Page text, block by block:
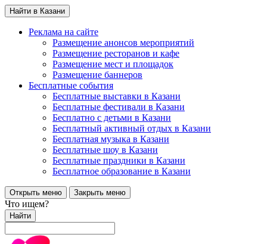
Найти в Казани
Реклама на сайте
Размещение анонсов мероприятий
Размещение ресторанов и кафе
Размещение мест и площадок
Размещение баннеров
Бесплатные события
Бесплатные выставки в Казани
Бесплатные фестивали в Казани
Бесплатно с детьми в Казани
Бесплатный активный отдых в Казани
Бесплатная музыка в Казани
Бесплатные шоу в Казани
Бесплатные праздники в Казани
Бесплатное образование в Казани
Открыть меню Закрыть меню
Что ищем?
Найти